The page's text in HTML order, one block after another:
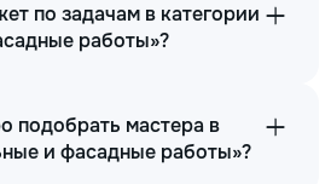
по задачам в категории
работы»?
подобрать мастера в
и фасадные работы»?